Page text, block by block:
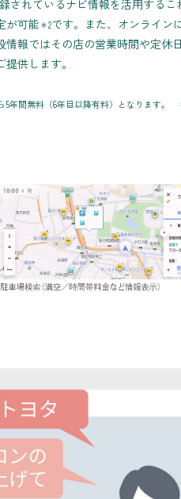
されているナビ情報を活用するこ
が可能＊2です。また、オンライン
報ではその店の営業時間や定休
供します。
5年間無料（6年目以降有料）となります。